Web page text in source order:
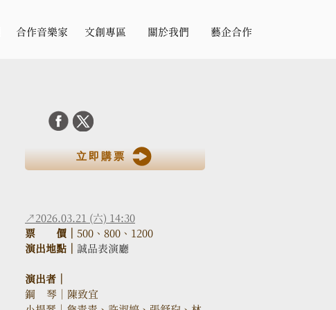
合作音樂家 文創專區 關於我們 藝企合作
立即購票
↗2026.03.21 (六) 14:30
票　　價｜ 500、800、1200
演出地點｜ 誠品表演廳
演出者｜
鋼    琴｜陳致宜